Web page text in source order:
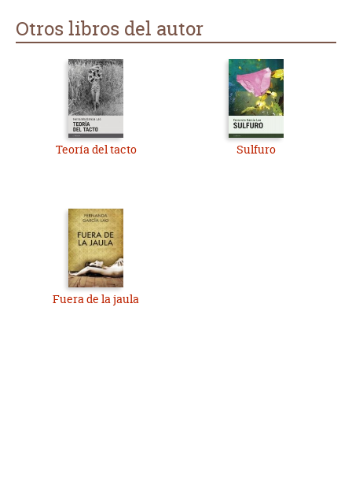
Otros libros del autor
Teoría del tacto Sulfuro
Fuera de la jaula